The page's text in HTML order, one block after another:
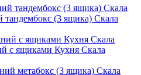
(3 ящика) Скала
ящиками Кухня Скала